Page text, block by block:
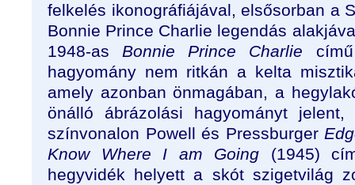
felkelés ikonográfiájával, elsősorban a
Bonnie Prince Charlie legendás
1948-as Bonnie Prince Charlie
hagyomány nem ritkán a kelta
amely azonban önmagában, a
önálló ábrázolási hagyományt
színvonalon Powell és Pressburger
Know Where I am Going (1945)
hegyvidék helyett a skót szigetvilág